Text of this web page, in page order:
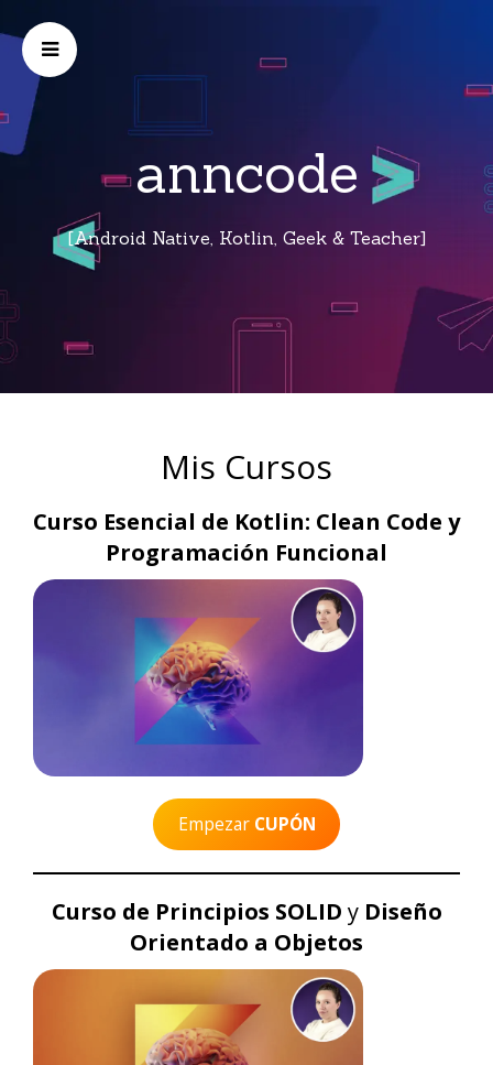
anncode
[Android Native, Kotlin, Geek & Teacher]
Mis Cursos
Curso Esencial de Kotlin: Clean Code y
Programación Funcional
EmpezarCUPÓN
Curso de Principios SOLID y Diseño
Orientado a Objetos